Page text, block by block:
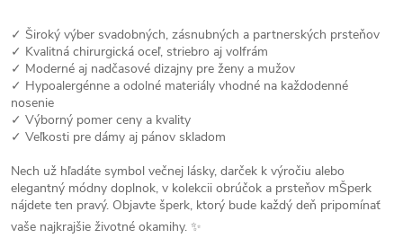
v
ý
p
i
s
u
✓ Široký výber svadobných, zásnubných a partnerských prsteňov
✓ Kvalitná chirurgická oceľ, striebro aj volfrám
✓ Moderné aj nadčasové dizajny pre ženy a mužov
✓ Hypoalergénne a odolné materiály vhodné na každodenné
nosenie
✓ Výborný pomer ceny a kvality
✓ Veľkosti pre dámy aj pánov skladom
Nech už hľadáte symbol večnej lásky, darček k výročiu alebo
elegantný módny doplnok, v kolekcii obrúčok a prsteňov mŠperk
nájdete ten pravý. Objavte šperk, ktorý bude každý deň pripomínať
vaše najkrajšie životné okamihy. ✨